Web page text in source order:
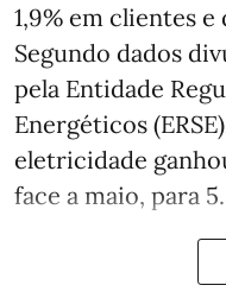
1,9% em clientes e
Segundo dados
pela Entidade
Energéticos
eletricidade
face a maio, para